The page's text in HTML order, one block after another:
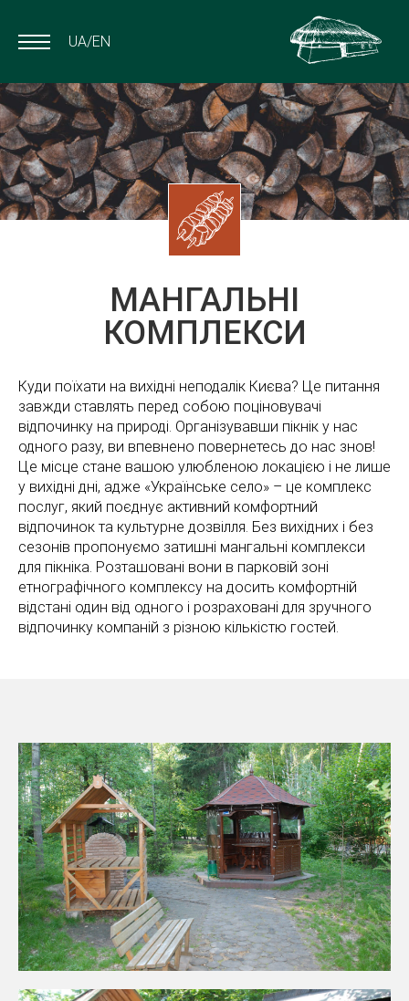
UA EN
МАНГАЛЬНІ
КОМПЛЕКСИ
Куди поїхати на вихідні неподалік Києва? Це питання
завжди ставлять перед собою поціновувачі
відпочинку на природі. Організувавши пікнік у нас
одного разу, ви впевнено повернетесь до нас знов!
Це місце стане вашою улюбленою локацією і не лише
у вихідні дні, адже «Українське село» – це комплекс
послуг, який поєднує активний комфортний
відпочинок та культурне дозвілля. Без вихідних і без
сезонів пропонуємо затишні мангальні комплекси
для пікніка. Розташовані вони в парковій зоні
етнографічного комплексу на досить комфортній
відстані один від одного і розраховані для зручного
відпочинку компаній з різною кількістю гостей.